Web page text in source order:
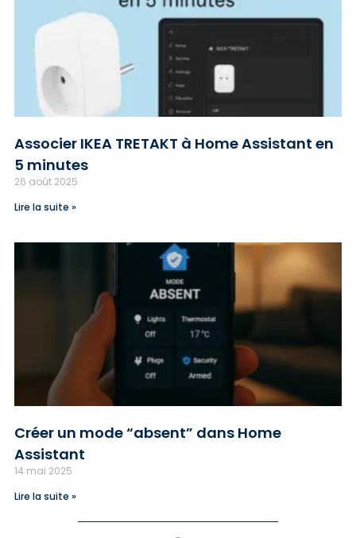
Associer IKEA TRETAKT à Home Assistant en
5 minutes
26 août 2025
Lire la suite »
Créer un mode “absent” dans Home
Assistant
14 mai 2025
Lire la suite »